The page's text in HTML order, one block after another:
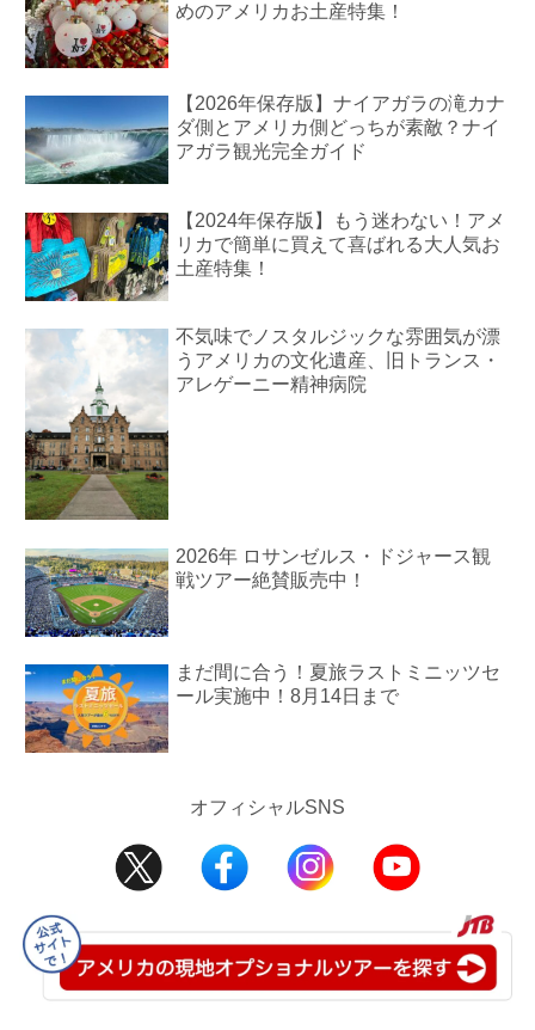
めのアメリカお土産特集！
【2026年保存版】ナイアガラの滝カナ
ダ側とアメリカ側どっちが素敵？ナイ
アガラ観光完全ガイド
【2024年保存版】もう迷わない！アメ
リカで簡単に買えて喜ばれる大人気お
土産特集！
不気味でノスタルジックな雰囲気が漂
うアメリカの文化遺産、旧トランス・
アレゲーニー精神病院
2026年 ロサンゼルス・ドジャース観
戦ツアー絶賛販売中！
まだ間に合う！夏旅ラストミニッツセ
ール実施中！8月14日まで
オフィシャルSNS